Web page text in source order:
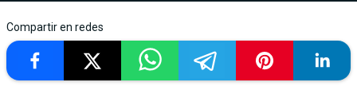
Compartir en redes